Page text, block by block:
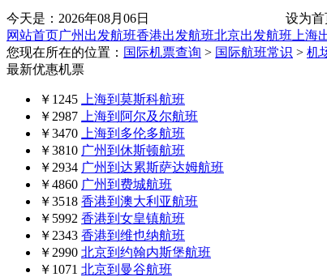
今天是： 2026年08月06日 设为首
网站首页广州出发航班香港出发航班北京出发航班 上海
您现在所在的位置： 国际机票查询 > 国际航班常识 > 机
最新优惠机票
￥1245
上海到莫斯科航班
￥2987
上海到阿尔及尔航班
￥3470
上海到多伦多航班
￥3810 广州到休斯顿航班
￥2934 广州到达累斯萨达姆航班
￥4860 广州到费城航班
￥3518 香港到澳大利亚航班
￥5992 香港到女皇镇航班
￥2343 香港到维也纳航班
￥2990 北京到约翰内斯堡航班
￥1071 北京到曼谷航班